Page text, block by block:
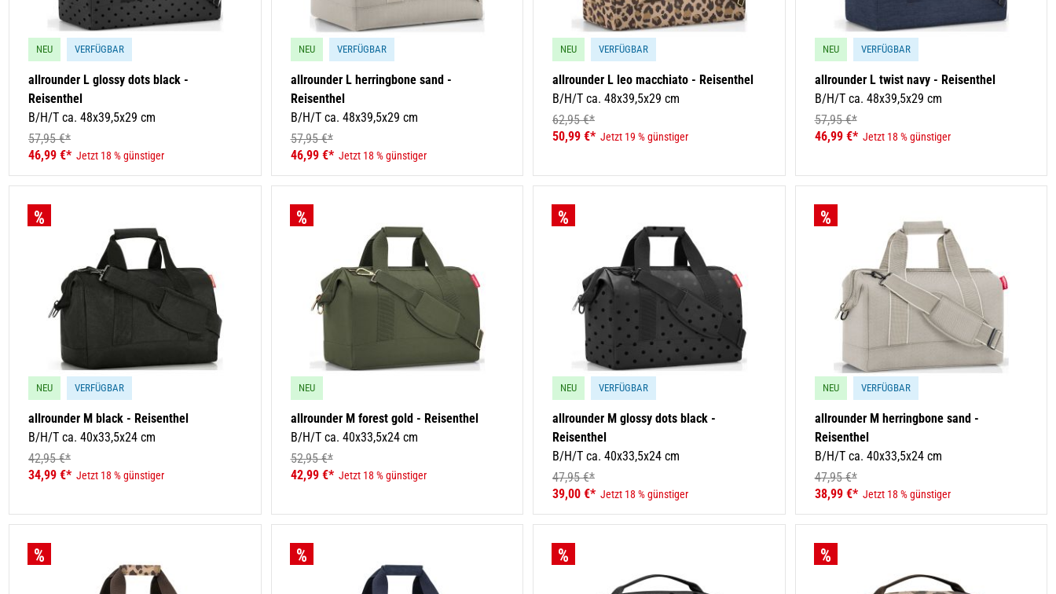
NEU VERFÜGBAR
allrounder L glossy dots black -
Reisenthel
B/H/T ca. 48x39,5x29 cm
57,95 €*
46,99 €* Jetzt 18 % günstiger
NEU VERFÜGBAR
allrounder L herringbone sand -
Reisenthel
B/H/T ca. 48x39,5x29 cm
57,95 €*
46,99 €* Jetzt 18 % günstiger
NEU VERFÜGBAR
allrounder L leo macchiato - Reisenthel
B/H/T ca. 48x39,5x29 cm
62,95 €*
50,99 €* Jetzt 19 % günstiger
NEU VERFÜGBAR
allrounder L twist navy - Reisenthel
B/H/T ca. 48x39,5x29 cm
57,95 €*
46,99 €* Jetzt 18 % günstiger
NEU VERFÜGBAR
allrounder M black - Reisenthel
B/H/T ca. 40x33,5x24 cm
42,95 €*
34,99 €* Jetzt 18 % günstiger
NEU
allrounder M forest gold - Reisenthel
B/H/T ca. 40x33,5x24 cm
52,95 €*
42,99 €* Jetzt 18 % günstiger
NEU VERFÜGBAR
allrounder M glossy dots black -
Reisenthel
B/H/T ca. 40x33,5x24 cm
47,95 €*
39,00 €* Jetzt 18 % günstiger
NEU VERFÜGBAR
allrounder M herringbone sand -
Reisenthel
B/H/T ca. 40x33,5x24 cm
47,95 €*
38,99 €* Jetzt 18 % günstiger